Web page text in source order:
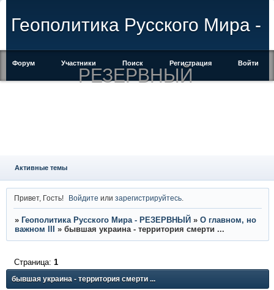
Геополитика Русского Мира -
РЕЗЕРВНЫЙ
Форум Участники Поиск Регистрация Войти
Активные темы
Привет, Гость! Войдите илизарегистрируйтесь
» Геополитика Русского Мира - РЕЗЕРВНЫЙ » О главном, но
важном III
» бывшая украина - территория смерти ...
бывшая украина - территория смерти ...
Страница: 1